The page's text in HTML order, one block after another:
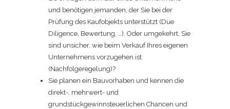
und benötigen jemanden, der Sie bei der
Prüfung des Kaufobjekts unterstützt (Due
Diligence, Bewertung, …). Oder umgekehrt, Sie
sind unsicher, wie beim Verkauf Ihres eigenen
Unternehmens vorzugehen ist
(Nachfolgeregelung)?
Sie planen ein Bauvorhaben und kennen die
direkt-, mehrwert- und
grundstückgewinnsteuerlichen Chancen und